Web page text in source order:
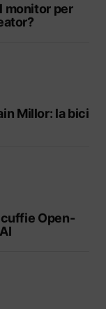
monitor per
Millor: la bici
cuffie Open-